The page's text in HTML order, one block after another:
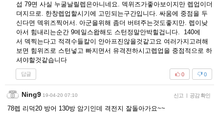
섭 79면 사실 누굴날릴렙은아니네요. 덱위즈가좋아보이지만 렙업이더
뎌지므로. 한창렙업할시기에 고민되는구간입니다. 싸움에 중점을 두
신다면 덱위즈찍어서. 아군을위해 좀더 버텨주는것도좋지만. 렙이낮
아서 힘내리는순간 9메일스왑해도 스턴정말안박힐겁니다. 140에
서 덱찍는다고 적격수들칼이 안아프진않을것같고요 여러가지고려해
보면 힘위즈로 스턴넣고 빠지면서 유격전하시고렙업을 중점적으로 하
셔야할것같습니다
답글 0
0
Ning9 19-04-20 07:10 신고 | 공감 확인
78렙 리덕20 방어 130방 암기인데 격전지 잘돌아가요~~